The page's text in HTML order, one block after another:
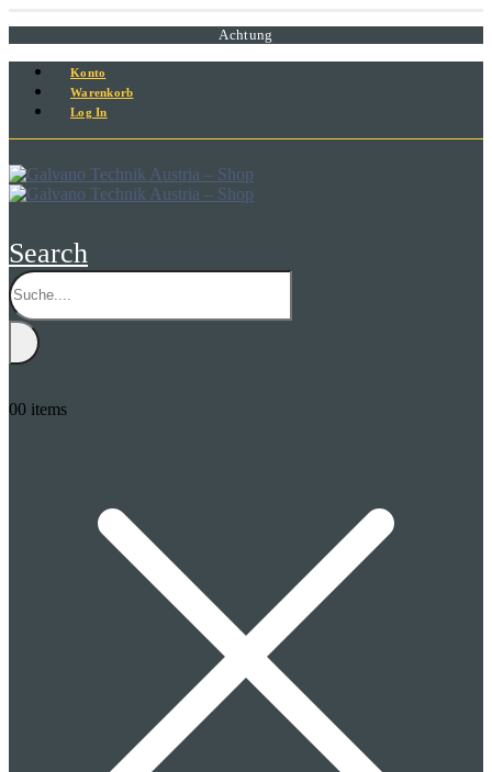
Achtung
Konto
Warenkorb
Log In
Search
00 items